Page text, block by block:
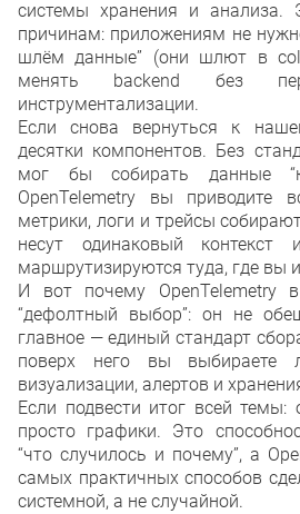
системы хранения и
причинам: приложениям не
шлём данные” (они шлют в
менять backend без
инструментализации.
Если снова вернуться к
десятки компонентов. Без
мог бы собирать данные
OpenTelemetry вы приводите
метрики, логи и трейсы
несут одинаковый контекст
маршрутизируются туда, где вы
И вот почему OpenTelemetry
“дефолтный выбор”: он не
главное — единый стандарт
поверх него вы выбираете
визуализации, алертов и
Если подвести итог всей
просто графики. Это
“что случилось и почему”, а
самых практичных способов
системной, а не случайной.